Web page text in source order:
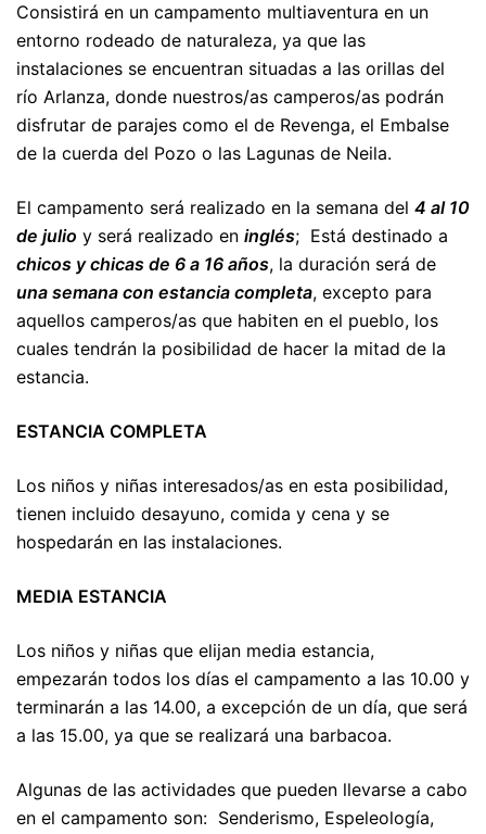
Consistirá en un campamento multiaventura en un
entorno rodeado de naturaleza, ya que las
instalaciones se encuentran situadas a las orillas del
río Arlanza, donde nuestros/as camperos/as podrán
disfrutar de parajes como el de Revenga, el Embalse
de la cuerda del Pozo o las Lagunas de Neila.
El campamento será realizado en la semana del 4 al 10
de julio y será realizado en inglés; Está destinado a
chicos y chicas de 6 a 16 años, la duración será de
una semana con estancia completa, excepto para
aquellos camperos/as que habiten en el pueblo, los
cuales tendrán la posibilidad de hacer la mitad de la
estancia.
ESTANCIA COMPLETA
Los niños y niñas interesados/as en esta posibilidad,
tienen incluido desayuno, comida y cena y se
hospedarán en las instalaciones.
MEDIA ESTANCIA
Los niños y niñas que elijan media estancia,
empezarán todos los días el campamento a las 10.00 y
terminarán a las 14.00, a excepción de un día, que será
a las 15.00, ya que se realizará una barbacoa.
Algunas de las actividades que pueden llevarse a cabo
en el campamento son: Senderismo, Espeleología,